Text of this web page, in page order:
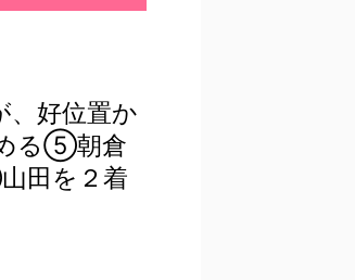
好位置か
る⑤朝倉
田を２着